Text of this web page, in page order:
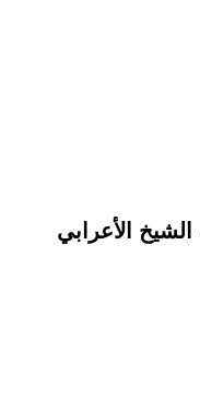
الأعرابي